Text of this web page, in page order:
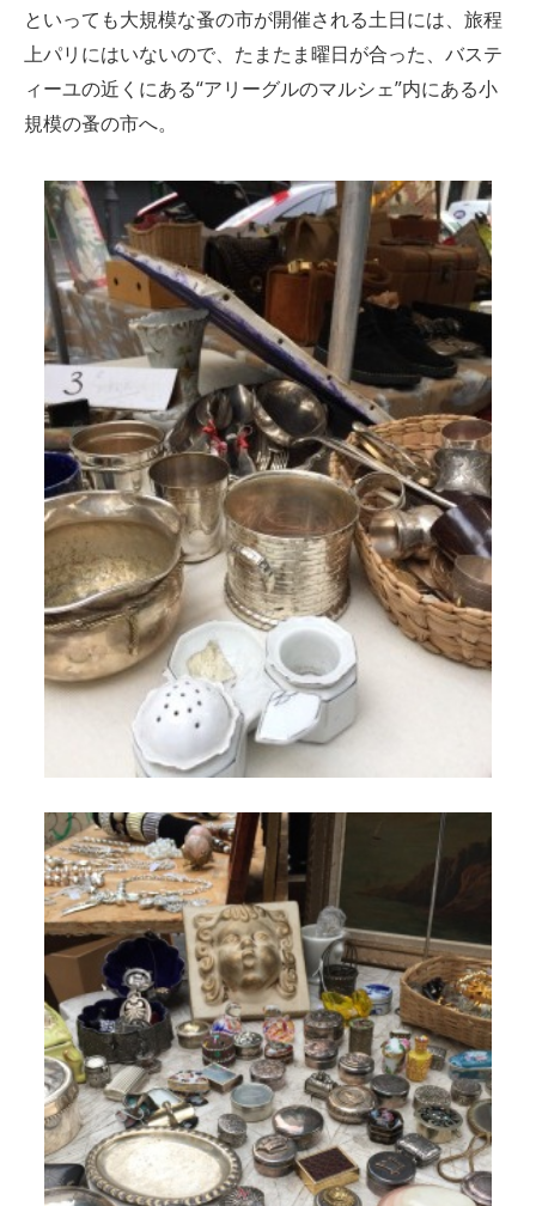
といっても大規模な蚤の市が開催される土日には、旅程
上パリにはいないので、たまたま曜日が合った、バステ
ィーユの近くにある“アリーグルのマルシェ”内にある小
規模の蚤の市へ。